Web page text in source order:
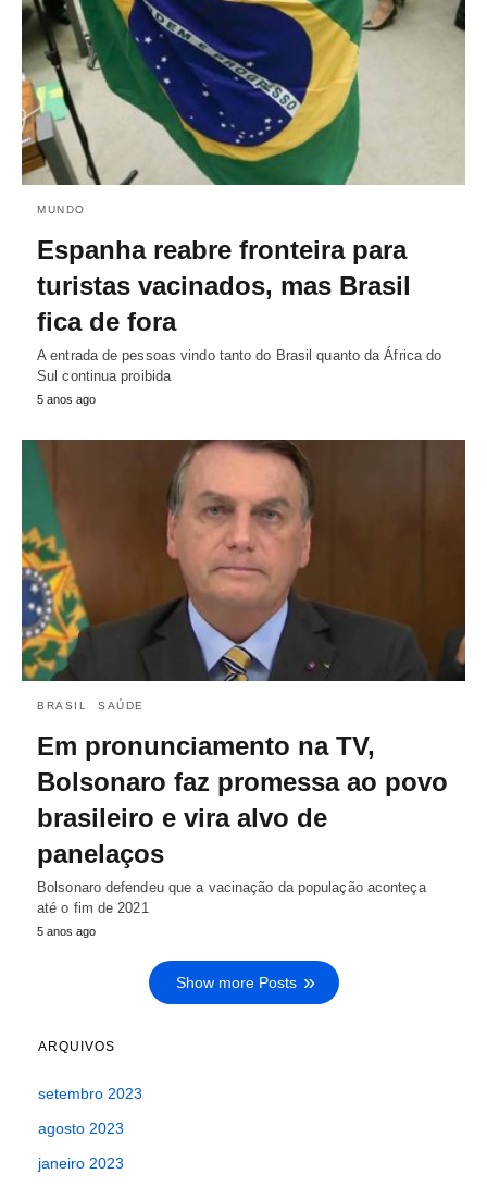
MUNDO
Espanha reabre fronteira para
turistas vacinados, mas Brasil
fica de fora
A entrada de pessoas vindo tanto do Brasil quanto da África do
Sul continua proibida
5 anos ago
BRASIL SAÚDE
Em pronunciamento na TV,
Bolsonaro faz promessa ao povo
brasileiro e vira alvo de
panelaços
Bolsonaro defendeu que a vacinação da população aconteça
até o fim de 2021
5 anos ago
Show more Posts
ARQUIVOS
setembro 2023
agosto 2023
janeiro 2023